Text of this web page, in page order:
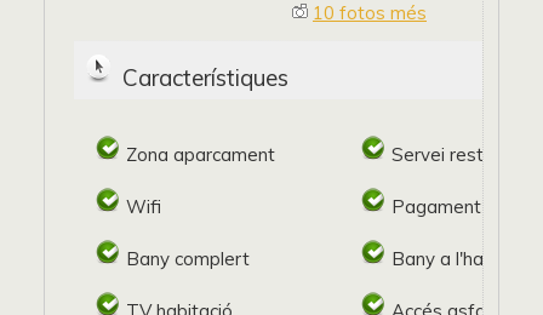
10 fotos més
Característiques
Zona aparcament Servei restaurant
Wifi Pagament
Bany complert Bany a l'habitació